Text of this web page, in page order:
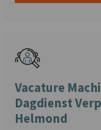
Vacature
Dagdienst
Helmond